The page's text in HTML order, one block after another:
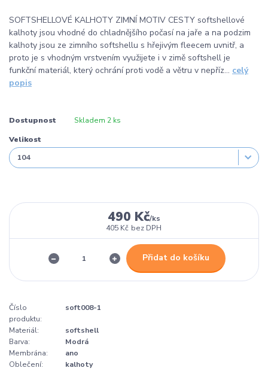
SOFTSHELLOVÉ KALHOTY ZIMNÍ MOTIV CESTY softshellové
kalhoty jsou vhodné do chladnějšího počasí na jaře a na podzim
kalhoty jsou ze zimního softshellu s hřejivým fleecem uvnitř, a
proto je s vhodným vrstvením využijete i v zimě softshell je
funkční materiál, který ochrání proti vodě a větru v nepříz... celý
popis
Dostupnost Skladem 2 ks
Velikost
490 Kč/ks
405 Kč bez DPH
Přidat do košíku
Číslo
produktu:
soft008-1
Materiál:
softshell
Barva:
Modrá
Membrána:
ano
Oblečení:
kalhoty